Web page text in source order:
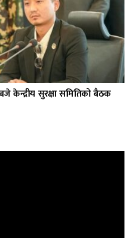
केन्द्रीय सुरक्षा समितिको बैठक